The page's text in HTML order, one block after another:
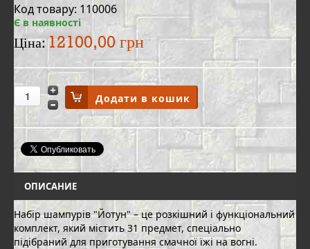
Код товару: 110006
Є в наявності
Ціна: 12100,00 грн
ОПИСАНИЕ
Набір шампурів "Йотун" – це розкішний і функціональний
комплект, який містить 31 предмет, спеціально
підібраний для приготування смачної їжі на вогні.